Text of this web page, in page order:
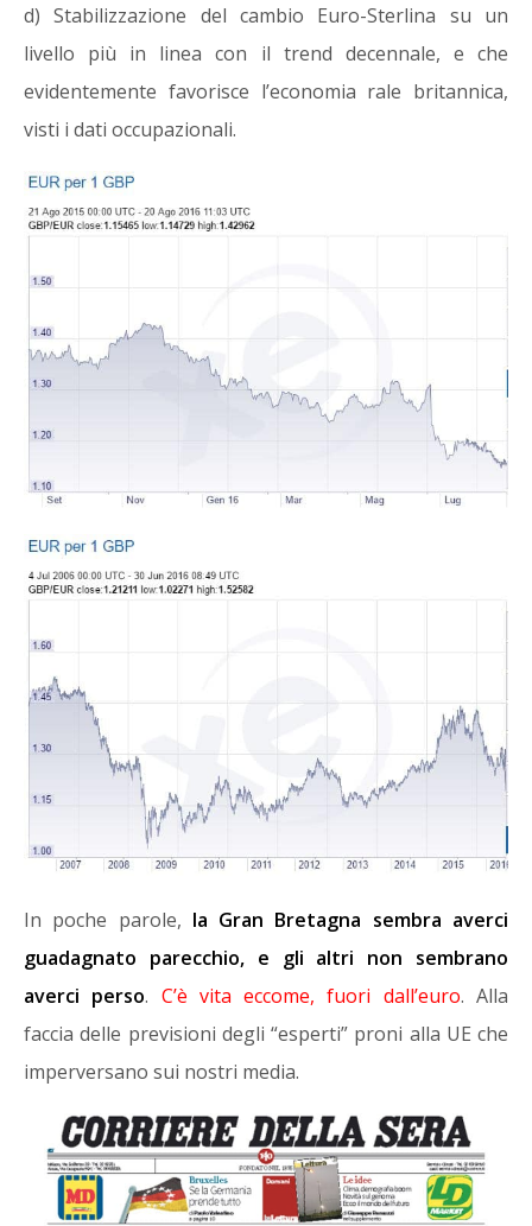
d) Stabilizzazione del cambio Euro-Sterlina su un
livello più in linea con il trend decennale, e che
evidentemente favorisce l’economia rale britannica,
visti i dati occupazionali.
In poche parole, la Gran Bretagna sembra averci
guadagnato parecchio, e gli altri non sembrano
averci perso. C’è vita eccome, fuori dall’euro. Alla
faccia delle previsioni degli “esperti” proni alla UE che
imperversano sui nostri media.